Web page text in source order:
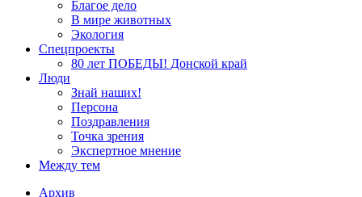
Благое дело
В мире животных
Экология
Спецпроекты
80 лет ПОБЕДЫ! Донской край
Люди
Знай наших!
Персона
Поздравления
Точка зрения
Экспертное мнение
Между тем
Архив